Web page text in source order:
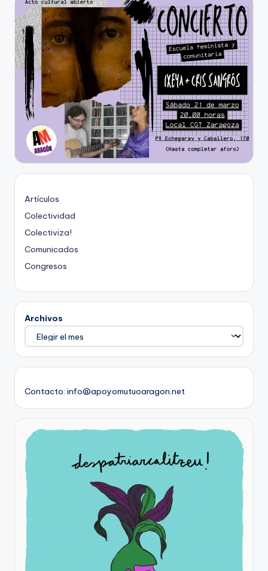
Artículos
Colectividad
Colectiviza!
Comunicados
Congresos
Archivos
Contacto: info@apoyomutuoaragon.net